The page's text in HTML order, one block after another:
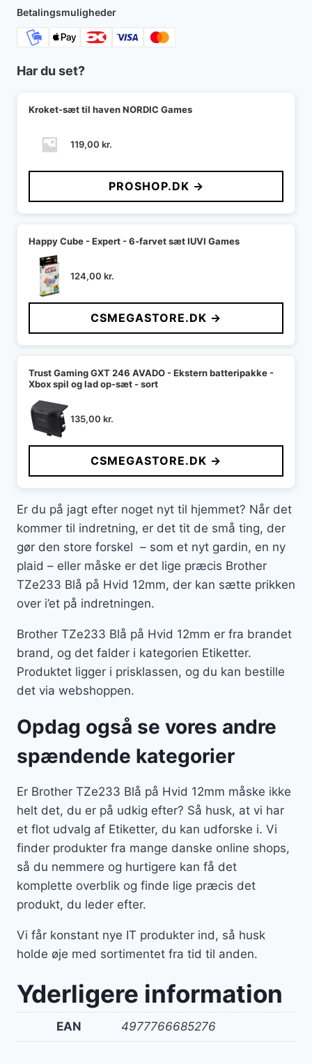
Betalingsmuligheder
Har du set?
Kroket-sæt til haven NORDIC Games
119,00 kr.
PROSHOP.DK →
Happy Cube - Expert - 6-farvet sæt IUVI Games
124,00 kr.
CSMEGASTORE.DK →
Trust Gaming GXT 246 AVADO - Ekstern batteripakke -
Xbox spil og lad op-sæt - sort
135,00 kr.
CSMEGASTORE.DK →
Er du på jagt efter noget nyt til hjemmet? Når det
kommer til indretning, er det tit de små ting, der
gør den store forskel – som et nyt gardin, en ny
plaid – eller måske er det lige præcis Brother
TZe233 Blå på Hvid 12mm, der kan sætte prikken
over i’et på indretningen.
Brother TZe233 Blå på Hvid 12mm er fra brandet
brand, og det falder i kategorien Etiketter.
Produktet ligger i prisklassen, og du kan bestille
det via webshoppen.
Opdag også se vores andre
spændende kategorier
Er Brother TZe233 Blå på Hvid 12mm måske ikke
helt det, du er på udkig efter? Så husk, at vi har
et flot udvalg af Etiketter, du kan udforske i. Vi
finder produkter fra mange danske online shops,
så du nemmere og hurtigere kan få det
komplette overblik og finde lige præcis det
produkt, du leder efter.
Vi får konstant nye IT produkter ind, så husk
holde øje med sortimentet fra tid til anden.
Yderligere information
EAN 4977766685276